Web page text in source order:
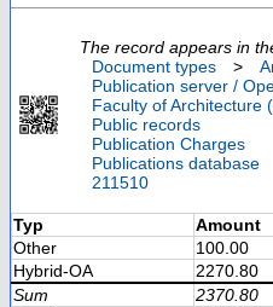
The record appears in
Document types
>
Publication server /
Faculty of Architecture
Public records
Publication Charges
Publications database
211510
Typ Amount
Other
100.00
Hybrid-OA
2270.80
Sum
2370.80